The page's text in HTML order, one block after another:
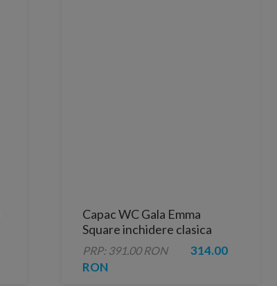
Capac WC Gala Emma
Square inchidere clasica
PRP: 391.00 RON
314.00
RON